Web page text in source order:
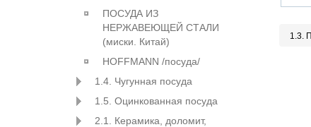
ПОСУДА ИЗ
НЕРЖАВЕЮЩЕЙ СТАЛИ
(миски. Китай)
HOFFMANN /посуда/
1.4. Чугунная посуда
1.5. Оцинкованная посуда
2.1. Керамика, доломит,
1.3.